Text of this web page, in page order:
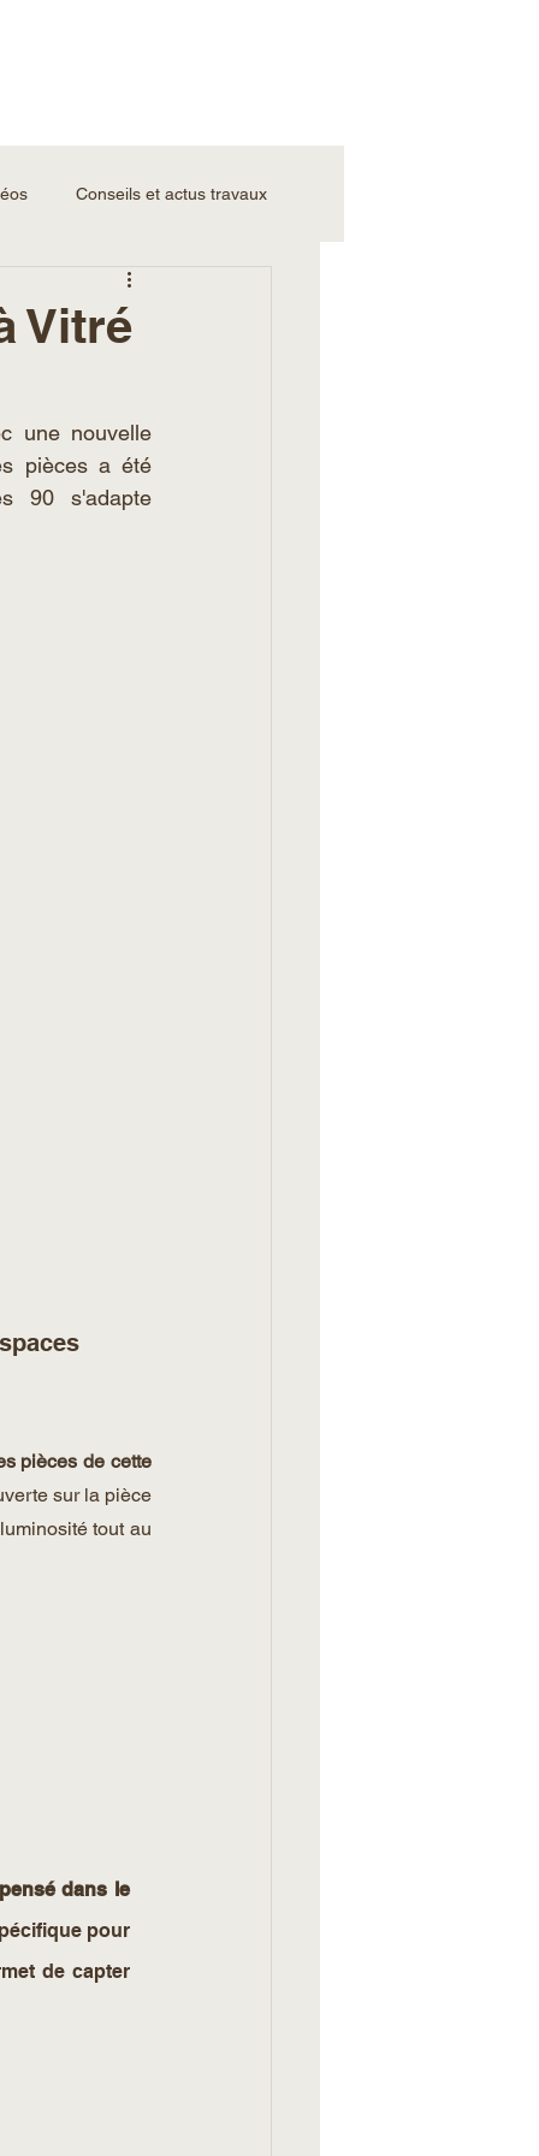
Conseils et actus travaux
Vitré
une nouvelle
pièces a été
90 s'adapte
pièces de cette
sur la pièce
tout au
dans le
pour
de capter